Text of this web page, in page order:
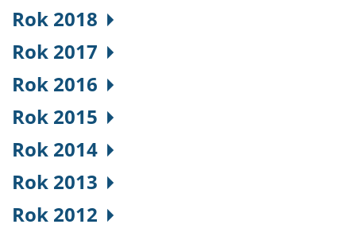
Rok 2018
Rok 2017
Rok 2016
Rok 2015
Rok 2014
Rok 2013
Rok 2012